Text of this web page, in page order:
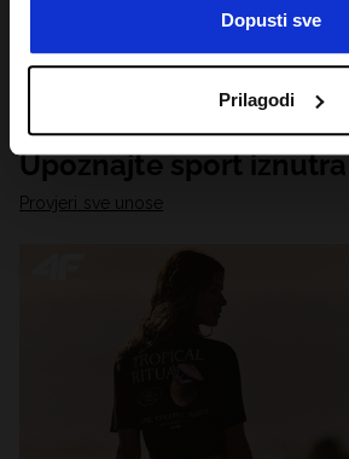
Dopusti sve
Prilagodi
Upoznajte sport iznutra
Provjeri sve unose